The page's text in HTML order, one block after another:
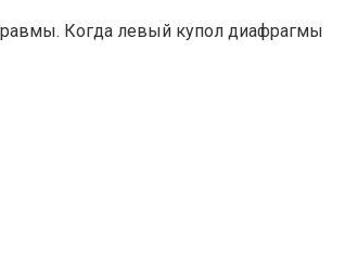
Когда левый купол диафрагмы